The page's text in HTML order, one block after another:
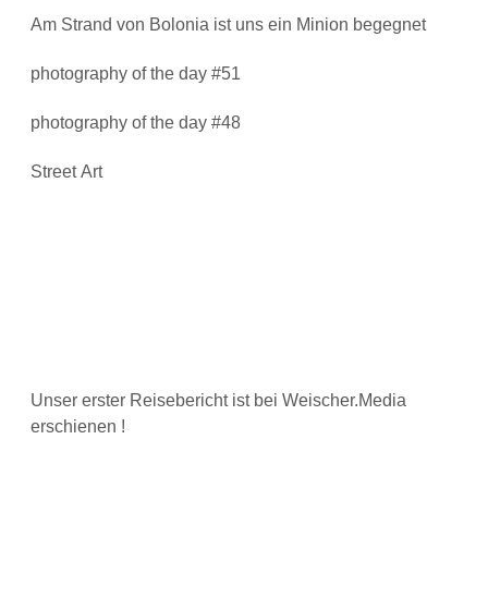
Am Strand von Bolonia ist uns ein Minion begegnet
photography of the day #51
photography of the day #48
Street Art
Unser erster Reisebericht ist bei Weischer.Media
erschienen !